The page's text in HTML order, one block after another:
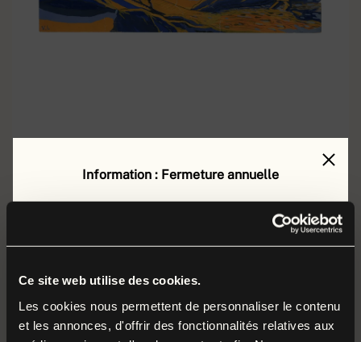
Ce site web utilise des cookies.
Les cookies nous permettent de personnaliser le contenu
et les annonces, d'offrir des fonctionnalités relatives aux
Information : Fermeture annuelle
Le musée de la Grande Guerre est fermé au public
lundi 17 août au vendredi 4 septembre 2026
Durant cette période, nos équipes préparent la
rentrée et poursuivent leurs missions autour des
collections et du musée.
EN SAVOIR PLUS